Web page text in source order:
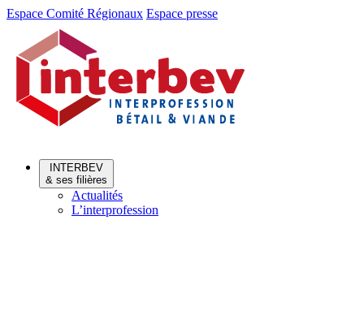
Aller
Aller
contenu
Espace Comité Régionaux Espace presse
INTERBEV
& ses filières
Actualités
L’interprofession